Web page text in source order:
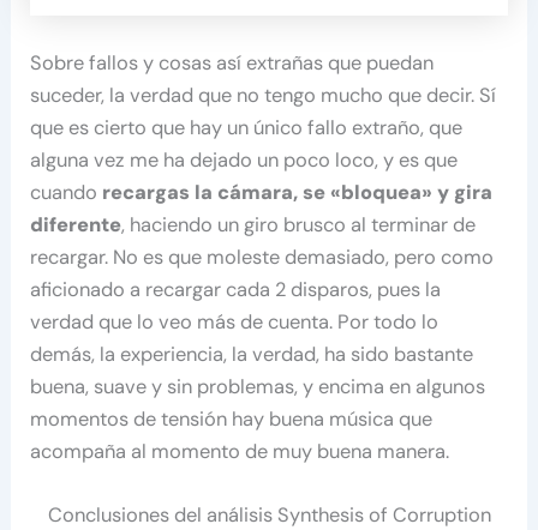
Sobre fallos y cosas así extrañas que puedan
suceder, la verdad que no tengo mucho que decir. Sí
que es cierto que hay un único fallo extraño, que
alguna vez me ha dejado un poco loco, y es que
cuando recargas la cámara, se «bloquea» y gira
diferente, haciendo un giro brusco al terminar de
recargar. No es que moleste demasiado, pero como
aficionado a recargar cada 2 disparos, pues la
verdad que lo veo más de cuenta. Por todo lo
demás, la experiencia, la verdad, ha sido bastante
buena, suave y sin problemas, y encima en algunos
momentos de tensión hay buena música que
acompaña al momento de muy buena manera.
Conclusiones del análisis Synthesis of Corruption